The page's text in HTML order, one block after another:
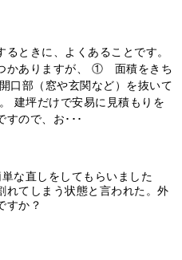
ときに、よくあることです。
かありますが、 ① 面積をきち
部（窓や玄関など）を抜いて
建坪だけで安易に見積もりを
すので、お･･･
な直しをしてもらいました
れてしまう状態と言われた。外
すか？